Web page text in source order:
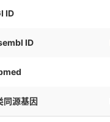
ID
ID
同源基因